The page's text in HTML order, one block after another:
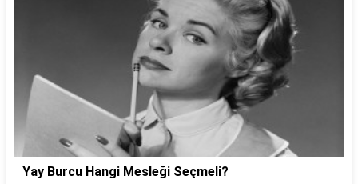
Yay Burcu Hangi Mesleği Seçmeli?